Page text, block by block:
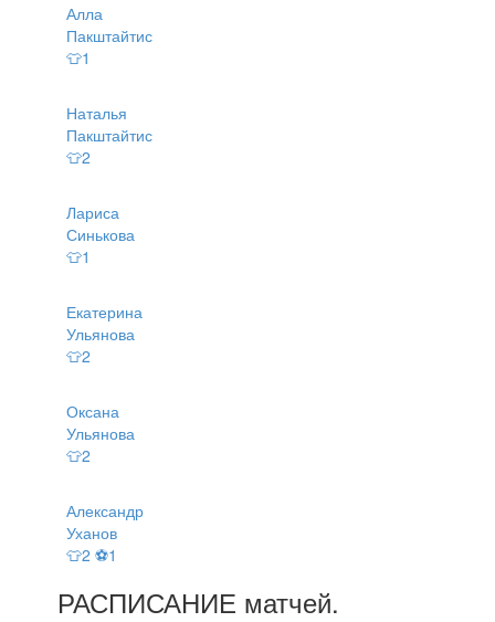
Алла
Пакштайтис
👕1
Наталья
Пакштайтис
👕2
Лариса
Синькова
👕1
Екатерина
Ульянова
👕2
Оксана
Ульянова
👕2
Александр
Уханов
👕2 ⚽1
РАСПИСАНИЕ матчей.